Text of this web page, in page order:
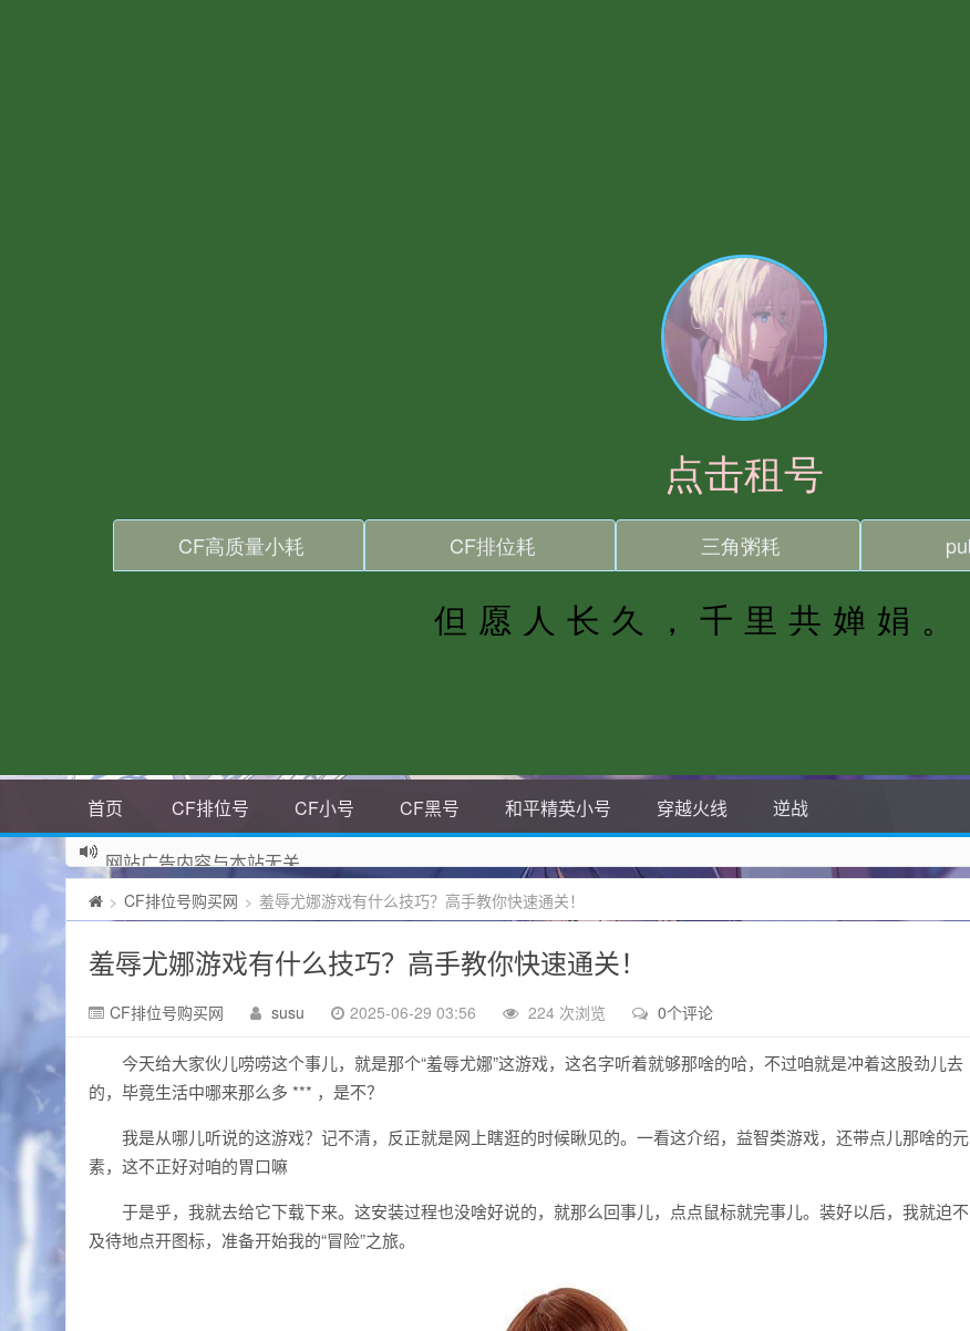
首页 CF排位号 CF小号 CF黑号 和平精英小号 穿越火线 逆战
网站广告内容与本站无关
> CF排位号购买网 > 羞辱尤娜游戏有什么技巧？高手教你快速通关！
羞辱尤娜游戏有什么技巧？高手教你快速通关！
CF排位号购买网 susu 2025-06-29 03:56 224 次浏览 0个评论
今天给大家伙儿唠唠这个事儿，就是那个“羞辱尤娜”这游戏，这名字听着就够那啥的哈，不过咱就是冲着这股劲儿去
的，毕竟生活中哪来那么多 *** ，是不？
我是从哪儿听说的这游戏？记不清，反正就是网上瞎逛的时候瞅见的。一看这介绍，益智类游戏，还带点儿那啥的元
素，这不正好对咱的胃口嘛
于是乎，我就去给它下载下来。这安装过程也没啥好说的，就那么回事儿，点点鼠标就完事儿。装好以后，我就迫不
及待地点开图标，准备开始我的“冒险”之旅。